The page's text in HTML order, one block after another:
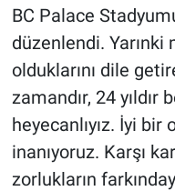
BC Palace
düzenlendi. Yarınki
olduklarını dile
zamandır, 24
heyecanlıyız. İyi bir
inanıyoruz. Karşı
zorlukların